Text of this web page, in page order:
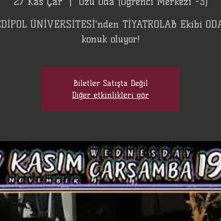
ÜNİVERSİTESİ'nden TİYATROLAB Ekibi
konuk oluyor!
Biletler Satışta Değil
Diğer etkinlikleri gör